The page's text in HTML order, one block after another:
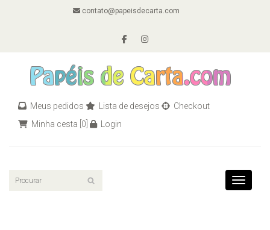
contato@papeisdecarta.com
Meus pedidos Lista de desejos
Checkout
Minha cesta [0] Login
Toggle